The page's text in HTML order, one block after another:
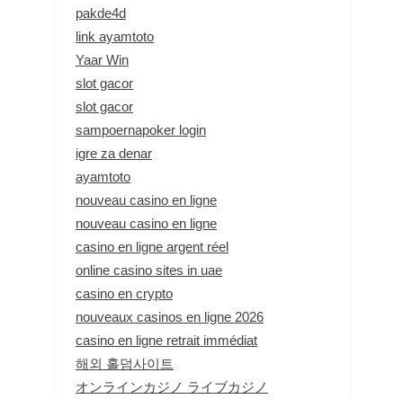
pakde4d
link ayamtoto
Yaar Win
slot gacor
slot gacor
sampoernapoker login
igre za denar
ayamtoto
nouveau casino en ligne
nouveau casino en ligne
casino en ligne argent réel
online casino sites in uae
casino en crypto
nouveaux casinos en ligne 2026
casino en ligne retrait immédiat
해외 홀덤사이트
オンラインカジノ ライブカジノ